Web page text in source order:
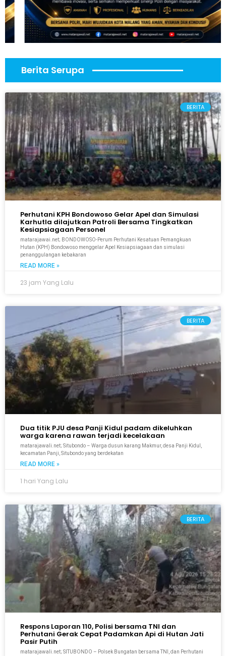
Berita Serupa
BERITA
Perhutani KPH Bondowoso Gelar Apel dan Simulasi
Karhutla dilajutkan Patroli Bersama Tingkatkan
Kesiapsiagaan Personel
matarajawai.net; BONDOWOSO-Perum Perhutani Kesatuan Pemangkuan
Hutan (KPH) Bondowoso menggelar Apel Kesiapsiagaan dan simulasi
penanggulangan kebakaran
READ MORE »
23 jam Yang Lalu
BERITA
Dua titik PJU desa Panji Kidul padam dikeluhkan
warga karena rawan terjadi kecelakaan
matarajawali.net; Situbondo – Warga dusun karang Makmur, desa Panji Kidul,
kecamatan Panji, Situbondo yang berdekatan
READ MORE »
1 hari Yang Lalu
BERITA
Respons Laporan 110, Polisi bersama TNI dan
Perhutani Gerak Cepat Padamkan Api di Hutan Jati
Pasir Putih
matarajawali.net; SITUBONDO – Polsek Bungatan bersama TNI, dan Perhutani